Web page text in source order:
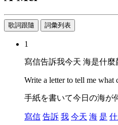
歌詞跟隨 詞彙列表
1
寫信告訴我今天 海是什麼
Write a letter to tell me what
手紙を書いて今日の海が
寫信 告訴 我 今天 海 是